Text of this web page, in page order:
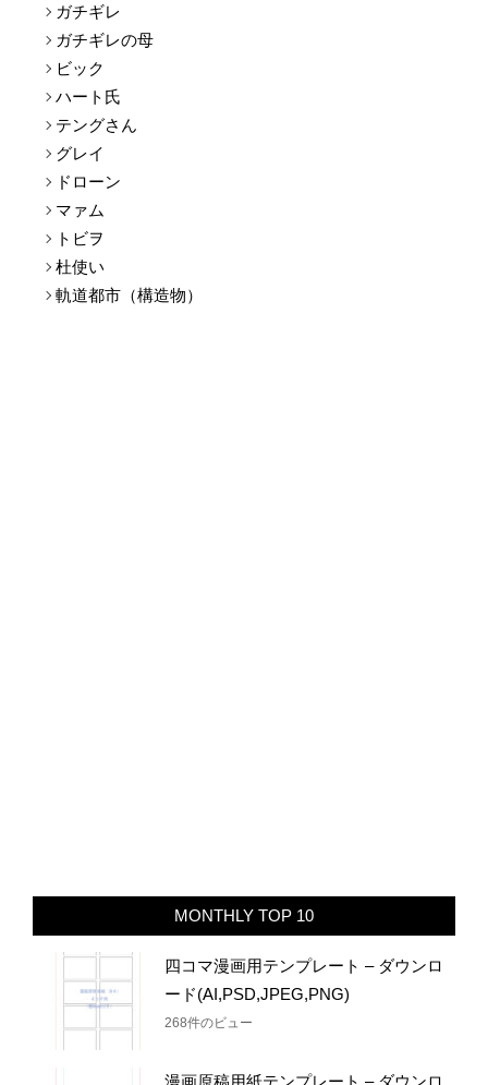
ガチギレ
ガチギレの母
ビック
ハート氏
テングさん
グレイ
ドローン
マァム
トビヲ
杜使い
軌道都市（構造物）
MONTHLY TOP 10
四コマ漫画用テンプレート – ダウンロ
ード(AI,PSD,JPEG,PNG)
268件のビュー
漫画原稿用紙テンプレート – ダウンロ